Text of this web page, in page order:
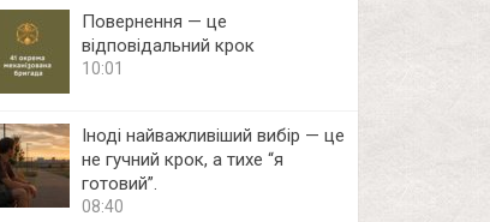
Повернення — це
відповідальний крок
10:01
Іноді найважливіший вибір — це
не гучний крок, а тихе “я
готовий”.
08:40